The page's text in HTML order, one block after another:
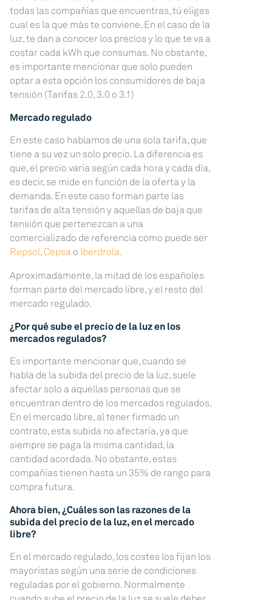
todas las compañías que encuentras, tú eliges
cual es la que más te conviene. En el caso de la
luz, te dan a conocer los precios y lo que te va a
costar cada kWh que consumas. No obstante,
es importante mencionar que solo pueden
optar a esta opción los consumidores de baja
tensión (Tarifas 2.0, 3.0 o 3.1)
Mercado regulado
En este caso hablamos de una sola tarifa, que
tiene a su vez un solo precio. La diferencia es
que, el precio varía según cada hora y cada día,
es decir, se mide en función de la oferta y la
demanda. En este caso forman parte las
tarifas de alta tensión y aquellas de baja que
tensión que pertenezcan a una
comercializado de referencia como puede ser
Repsol, Cepsa o Iberdrola.
Aproximadamente, la mitad de los españoles
forman parte del mercado libre, y el resto del
mercado regulado.
¿Por qué sube el precio de la luz en los
mercados regulados?
Es importante mencionar que, cuando se
habla de la subida del precio de la luz, suele
afectar solo a aquellas personas que se
encuentran dentro de los mercados regulados.
En el mercado libre, al tener firmado un
contrato, esta subida no afectaría, ya que
siempre se paga la misma cantidad, la
cantidad acordada. No obstante, estas
compañías tienen hasta un 35% de rango para
compra futura.
Ahora bien, ¿Cuáles son las razones de la
subida del precio de la luz, en el mercado
libre?
En el mercado regulado, los costes los fijan los
mayoristas según una serie de condiciones
reguladas por el gobierno. Normalmente